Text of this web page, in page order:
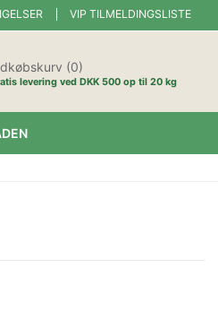
VIP TILMELDINGSLISTE
(0)
levering ved DKK 500 op til 20 kg